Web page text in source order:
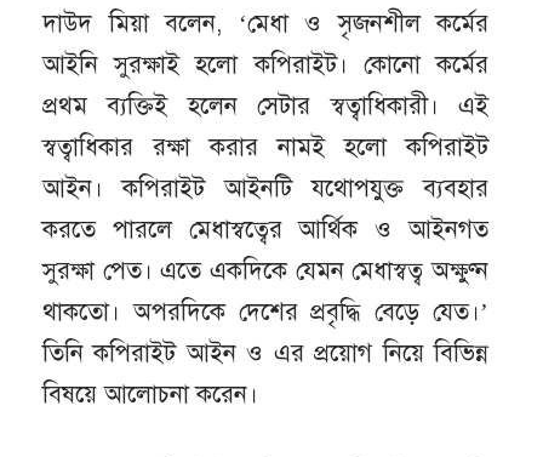
দাউদ মিয়া বলেন, ‘মেধা ও সৃজনশীল কর্মের
আইনি সুরক্ষাই হলো কপিরাইট। কোনো কর্মের
প্রথম ব্যক্তিই হলেন সেটার স্বত্বাধিকারী। এই
স্বত্বাধিকার রক্ষা করার নামই হলো কপিরাইট
আইন। কপিরাইট আইনটি যথোপযুক্ত ব্যবহার
করতে পারলে মেধাস্বত্বের আর্থিক ও আইনগত
সুরক্ষা পেত। এতে একদিকে যেমন মেধাস্বত্ব অক্ষুণ্ন
থাকতো। অপরদিকে দেশের প্রবৃদ্ধি বেড়ে যেত।’
তিনি কপিরাইট আইন ও এর প্রয়োগ নিয়ে বিভিন্ন
বিষয়ে আলোচনা করেন।